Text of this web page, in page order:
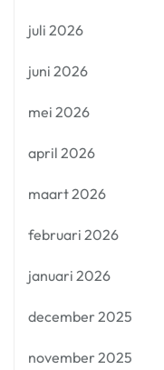
juli 2026
juni 2026
mei 2026
april 2026
maart 2026
februari 2026
januari 2026
december 2025
november 2025